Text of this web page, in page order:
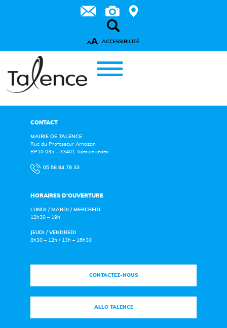
AA ACCESSIBILITÉ
CONTACT
MAIRIE DE TALENCE
Rue du Professeur Arnozan
BP10 035 – 33401 Talence cedex
05 56 84 78 33
HORAIRES D’OUVERTURE
LUNDI / MARDI / MERCREDI
12h30 – 19h
JEUDI / VENDREDI
8h30 – 12h / 13h – 16h30
CONTACTEZ-NOUS
ALLO TALENCE